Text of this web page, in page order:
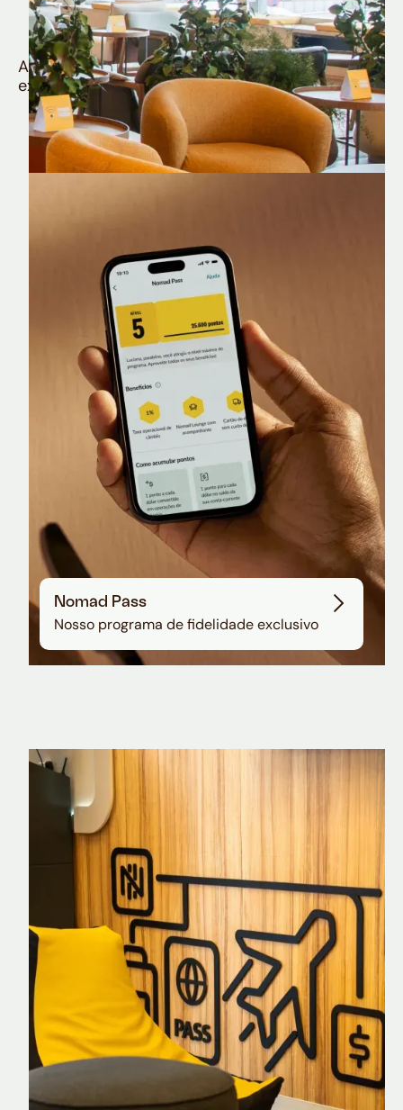
muito mais
Aproveite todos os benefícios e vantagens
exclusivas da sua Conta Internacional
Nomad Lounge
Sala VIP no Aeroporto de Guarulhos
Nomad Pass
Nosso programa de fidelidade exclusivo
Nomad Explorer
Cartão de crédito brasileiro com cashback
em dólar